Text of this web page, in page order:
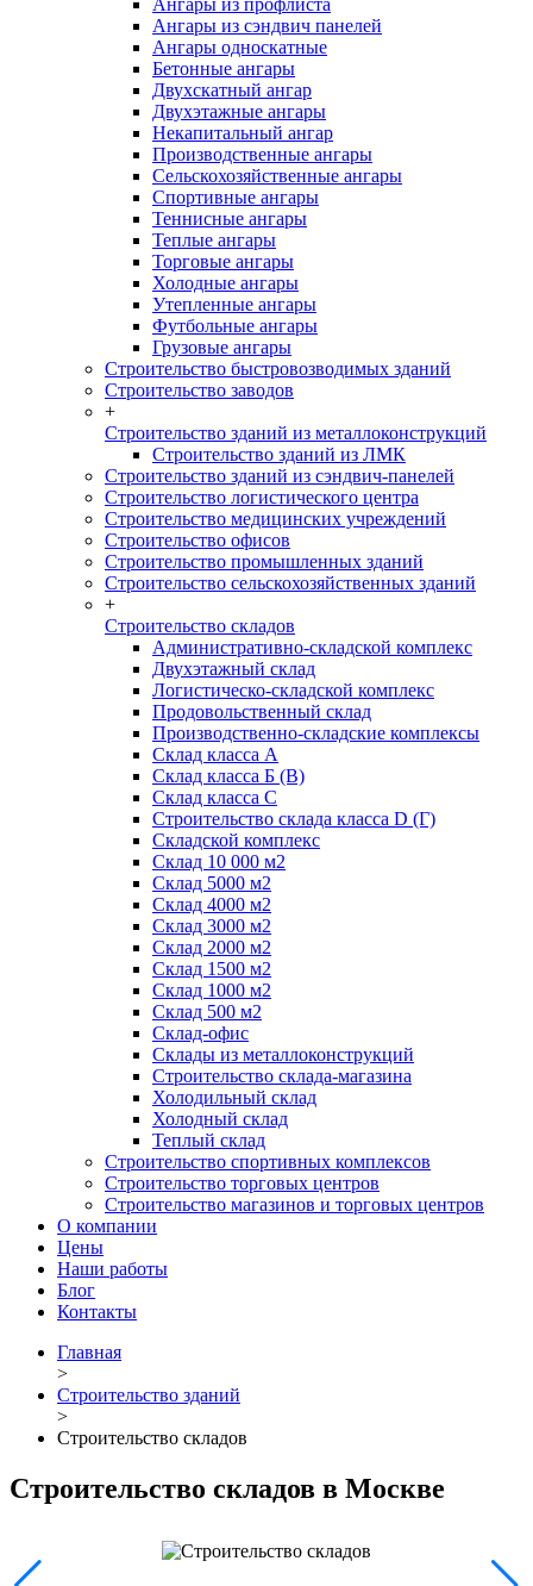
Ангары из профлиста
Ангары из сэндвич панелей
Ангары односкатные
Бетонные ангары
Двухскатный ангар
Двухэтажные ангары
Некапитальный ангар
Производственные ангары
Сельскохозяйственные ангары
Спортивные ангары
Теннисные ангары
Теплые ангары
Торговые ангары
Холодные ангары
Утепленные ангары
Футбольные ангары
Грузовые ангары
Строительство быстровозводимых зданий
Строительство заводов
+
Строительство зданий из металлоконструкций
Строительство зданий из ЛМК
Строительство зданий из сэндвич-панелей
Строительство логистического центра
Строительство медицинских учреждений
Строительство офисов
Строительство промышленных зданий
Строительство сельскохозяйственных зданий
+
Строительство складов
Административно-складской комплекс
Двухэтажный склад
Логистическо-складской комплекс
Продовольственный склад
Производственно-складские комплексы
Склад класса А
Склад класса Б (B)
Склад класса С
Строительство склада класса D (Г)
Складской комплекс
Склад 10 000 м2
Склад 5000 м2
Склад 4000 м2
Склад 3000 м2
Склад 2000 м2
Склад 1500 м2
Склад 1000 м2
Склад 500 м2
Склад-офис
Склады из металлоконструкций
Строительство склада-магазина
Холодильный склад
Холодный склад
Теплый склад
Строительство спортивных комплексов
Строительство торговых центров
Строительство магазинов и торговых центров
О компании
Цены
Наши работы
Блог
Контакты
Главная
>
Строительство зданий
>
Строительство складов
Строительство складов в Москве